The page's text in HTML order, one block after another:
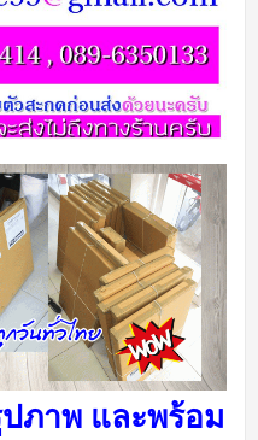
ภาพ และพร้อม